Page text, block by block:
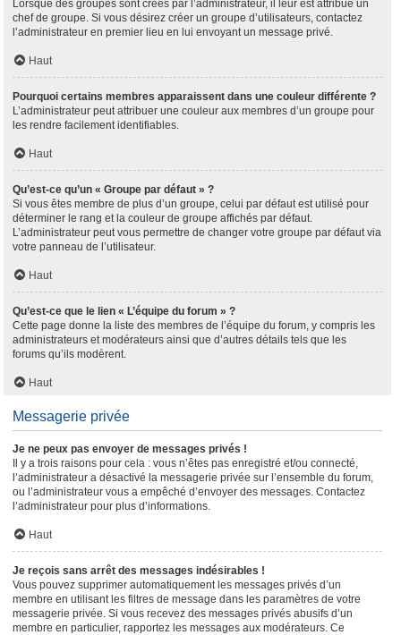
Lorsque des groupes sont créés par l’administrateur, il leur est attribué un
chef de groupe. Si vous désirez créer un groupe d’utilisateurs, contactez
l’administrateur en premier lieu en lui envoyant un message privé.
Haut
Pourquoi certains membres apparaissent dans une couleur différente ?
L’administrateur peut attribuer une couleur aux membres d’un groupe pour
les rendre facilement identifiables.
Haut
Qu’est-ce qu’un « Groupe par défaut » ?
Si vous êtes membre de plus d’un groupe, celui par défaut est utilisé pour
déterminer le rang et la couleur de groupe affichés par défaut.
L’administrateur peut vous permettre de changer votre groupe par défaut via
votre panneau de l’utilisateur.
Haut
Qu’est-ce que le lien « L’équipe du forum » ?
Cette page donne la liste des membres de l’équipe du forum, y compris les
administrateurs et modérateurs ainsi que d’autres détails tels que les
forums qu’ils modèrent.
Haut
Messagerie privée
Je ne peux pas envoyer de messages privés !
Il y a trois raisons pour cela : vous n’êtes pas enregistré et/ou connecté,
l’administrateur a désactivé la messagerie privée sur l’ensemble du forum,
ou l’administrateur vous a empêché d’envoyer des messages. Contactez
l’administrateur pour plus d’informations.
Haut
Je reçois sans arrêt des messages indésirables !
Vous pouvez supprimer automatiquement les messages privés d’un
membre en utilisant les filtres de message dans les paramètres de votre
messagerie privée. Si vous recevez des messages privés abusifs d’un
membre en particulier, rapportez les messages aux modérateurs. Ce